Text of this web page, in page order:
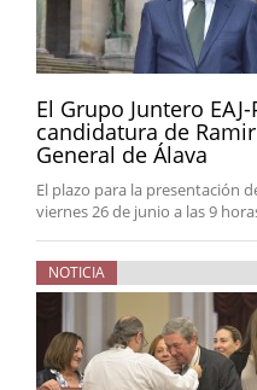
El Grupo Juntero
candidatura de
General de Álava
El plazo para la presentación
viernes 26 de junio a las 9
NOTICIA